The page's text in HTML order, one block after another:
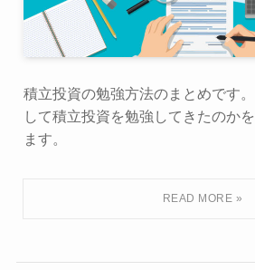
積立投資の勉強方法のまとめです
して積立投資を勉強してきたのか
ます。